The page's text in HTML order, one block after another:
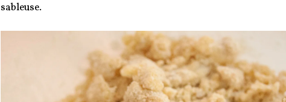
sableuse.